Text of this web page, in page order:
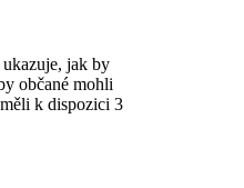
ukazuje, jak by
občané mohli
k dispozici 3